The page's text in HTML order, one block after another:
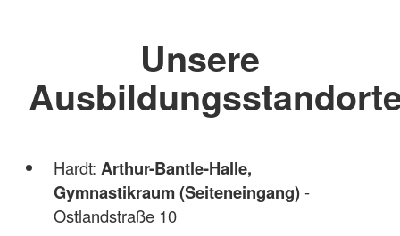
Unsere
Hardt: Arthur-Bantle-Halle,
Gymnastikraum (Seiteneingang)-
Ostlandstraße 10